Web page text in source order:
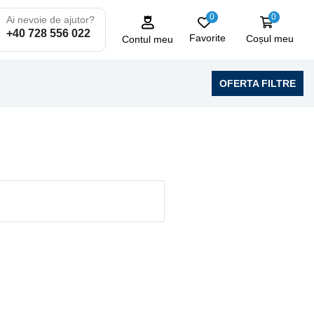
Ai nevoie de ajutor?
+40 728 556 022
Contul meu
0
Favorite
0
Coșul meu
OFERTA FILTRE